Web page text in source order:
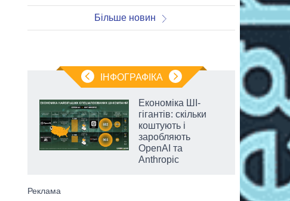
Більше новин
ІНФОГРАФІКА
Економіка ШІ-
гігантів: скільки
коштують і
заробляють
OpenAI та
Anthropic